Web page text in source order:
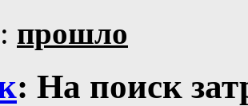
прошло
: На поиск